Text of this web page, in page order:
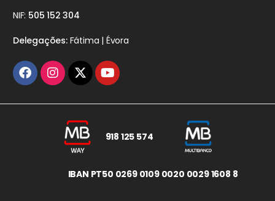
NIF: 505 152 304
Delegações:Fátima | Évora
918 125 574
IBAN PT50 0269 0109 0020 0029 1608 8